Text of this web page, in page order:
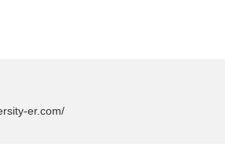
er.com/